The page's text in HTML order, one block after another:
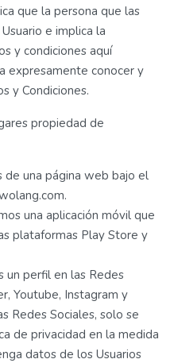
que la persona que las
e implica la
y condiciones aquí
expresamente conocer y
y Condiciones.
propiedad de
de una página web bajo el
una aplicación móvil que
plataformas Play Store y
un perfil en las Redes
Youtube, Instagram y
Redes Sociales, solo se
de privacidad en la medida
datos de los Usuarios